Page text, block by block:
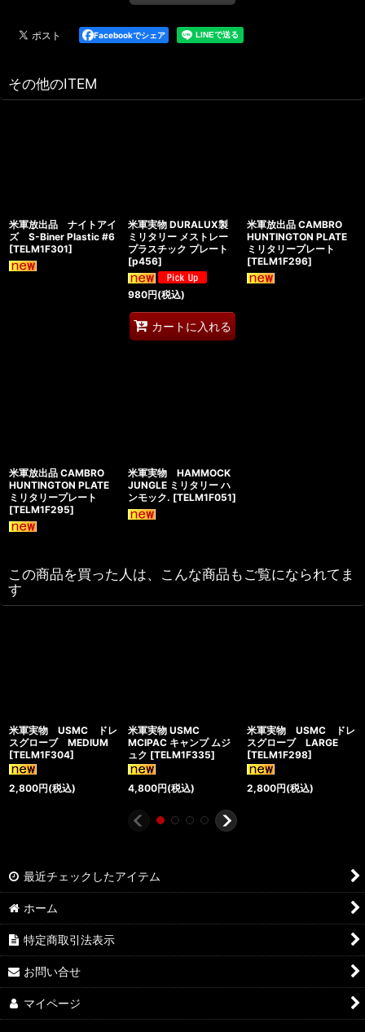
Facebookでシェア
その他のITEM
米軍放出品 ナイトアイ
ズ S-Biner Plastic #6
[TELM1F301]
米軍実物 DURALUX製
ミリタリー メストレー
プラスチック プレート
[p456]
980円(税込)
カートに入れる
米軍放出品 CAMBRO
HUNTINGTON PLATE
ミリタリープレート
[TELM1F296]
米軍放出品 CAMBRO
HUNTINGTON PLATE
ミリタリープレート
[TELM1F295]
米軍実物 HAMMOCK
JUNGLE ミリタリー ハ
ンモック. [TELM1F051]
この商品を買った人は、こんな商品もご覧になられてま
す
米軍実物 USMC ドレ
スグローブ MEDIUM
[TELM1F304]
2,800円(税込)
米軍実物 USMC
MCIPAC キャンプ ムジ
ュク [TELM1F335]
4,800円(税込)
米軍実物 USMC ドレ
スグローブ LARGE
[TELM1F298]
2,800円(税込)
最近チェックしたアイテム
ホーム
特定商取引法表示
お問い合せ
マイページ